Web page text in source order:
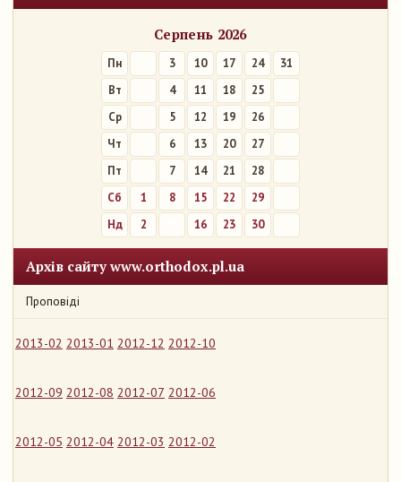
Серпень 2026
Пн 3 10 17 24
31
Вт
4 11 18
25
Ср
5 12 19
26
Чт
6 13 20
27
Пт
7 14 21
28
Сб
1 8 15 22
29
Нд
2 16 23 30
Архів сайту www.orthodox.pl.ua
Проповіді
2013-02 2013-01 2012-12 2012-10
2012-09 2012-08 2012-07 2012-06
2012-05 2012-04 2012-03 2012-02